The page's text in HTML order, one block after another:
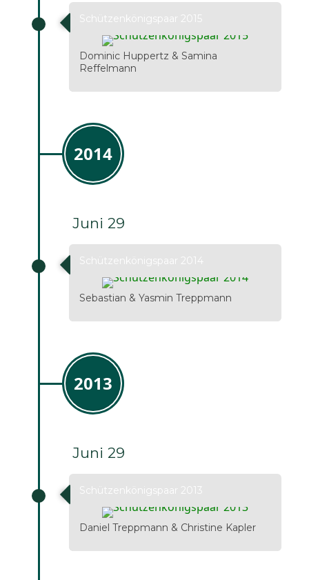
Schützenkönigspaar 2015
Dominic Huppertz & Samina
Reffelmann
2014
Juni 29
Schützenkönigspaar 2014
Sebastian & Yasmin Treppmann
2013
Juni 29
Schützenkönigspaar 2013
Daniel Treppmann & Christine Kapler